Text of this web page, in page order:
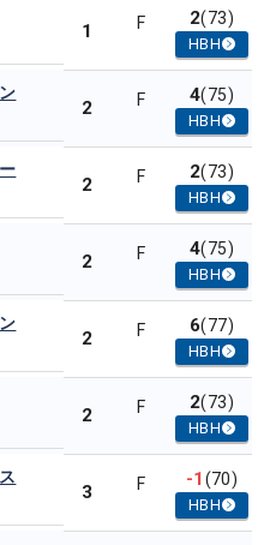
1 F 2(73)
HBH
2 F 4(75)
HBH
2 F 2(73)
HBH
2 F 4(75)
HBH
2 F 6(77)
HBH
2 F 2(73)
HBH
3 F -1(70)
HBH